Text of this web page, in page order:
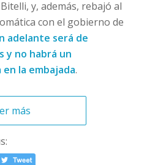
y, además, rebajó al
con el gobierno de
adelante será de
y no habrá un
la embajada.
más